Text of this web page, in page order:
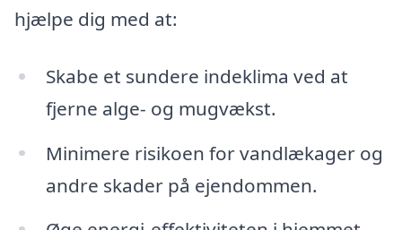
hjælpe dig med at:
Skabe et sundere indeklima ved at
fjerne alge- og mugvækst.
Minimere risikoen for vandlækager og
andre skader på ejendommen.